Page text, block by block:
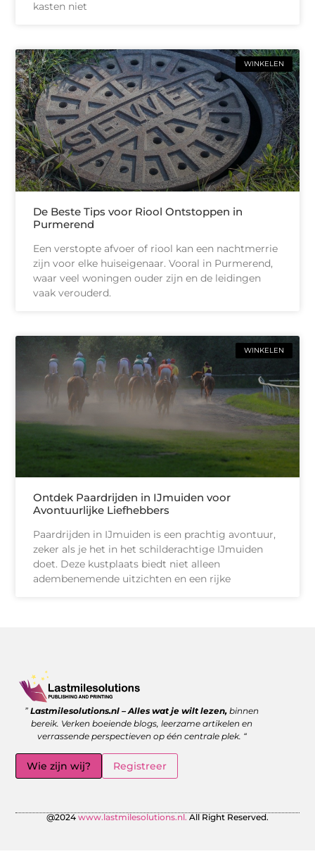
kasten niet
WINKELEN
De Beste Tips voor Riool Ontstoppen in
Purmerend
Een verstopte afvoer of riool kan een nachtmerrie
zijn voor elke huiseigenaar. Vooral in Purmerend,
waar veel woningen ouder zijn en de leidingen
vaak verouderd.
WINKELEN
Ontdek Paardrijden in IJmuiden voor
Avontuurlijke Liefhebbers
Paardrijden in IJmuiden is een prachtig avontuur,
zeker als je het in het schilderachtige IJmuiden
doet. Deze kustplaats biedt niet alleen
adembenemende uitzichten en een rijke
”Lastmilesolutions.nl – Alles wat je wilt lezen, binnen
bereik. Verken boeiende blogs, leerzame artikelen en
verrassende perspectieven op één centrale plek. “
Wie zijn wij? Registreer
@2024 www.lastmilesolutions.nl. All Right Reserved.